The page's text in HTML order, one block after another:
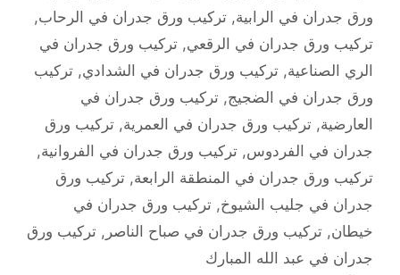
ورق جدران في الرابية, تركيب ورق جدران في الرحاب,
تركيب ورق جدران في الرقعي, تركيب ورق جدران في
الري الصناعية, تركيب ورق جدران في الشدادي, تركيب
ورق جدران في الضجيج, تركيب ورق جدران في
العارضية, تركيب ورق جدران في العمرية, تركيب ورق
جدران في الفردوس, تركيب ورق جدران في الفروانية,
تركيب ورق جدران في المنطقة الرابعة, تركيب ورق
جدران في جليب الشيوخ, تركيب ورق جدران في
خيطان, تركيب ورق جدران في صباح الناصر , تركيب ورق
جدران في عبد الله المبارك